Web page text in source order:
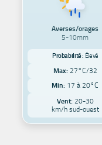
Averses/orages
5-10mm
Probabilité : Élevé
Max: 27°C/32
Min: 17 à 20°C
Vent:20-30
km/h sud-ouest